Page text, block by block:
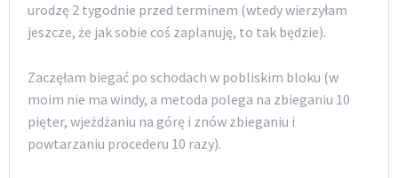
urodzę 2 tygodnie przed terminem (wtedy wierzyłam
jeszcze, że jak sobie coś zaplanuję, to tak będzie).
Zaczęłam biegać po schodach w pobliskim bloku (w
moim nie ma windy, a metoda polega na zbieganiu 10
pięter, wjeżdżaniu na górę i znów zbieganiu i
powtarzaniu procederu 10 razy).